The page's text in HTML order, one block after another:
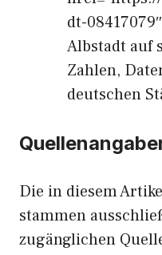
dt-
Albstadt auf
Zahlen,
deutschen
Die in diesem
stammen
zugänglichen